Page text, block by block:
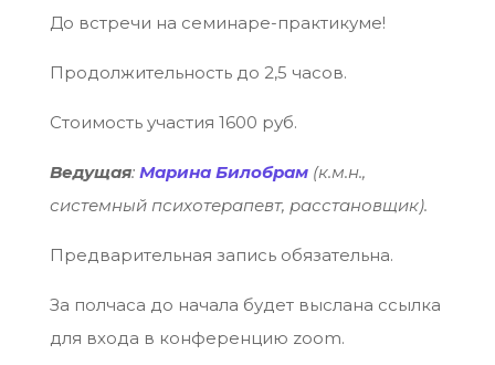
До встречи на семинаре-практикуме!
Продолжительность до 2,5 часов.
Стоимость участия 1600 руб.
Ведущая: Марина Билобрам (к.м.н.,
системный психотерапевт, расстановщик).
Предварительная запись обязательна.
За полчаса до начала будет выслана ссылка
для входа в конференцию zoom.